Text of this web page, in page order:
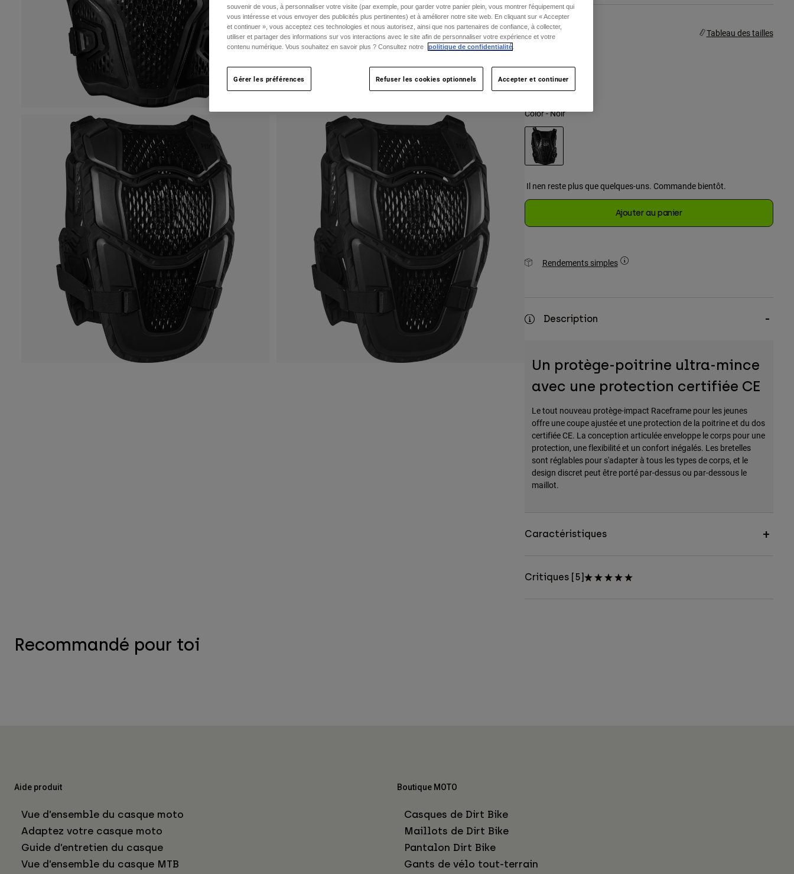
Taille Tableau des tailles
One Size
selected
Color -Noir
Il nen reste plus que quelques-uns. Commande bientôt.
Ajouter au panier
Rendements simples
Description
Un protège-poitrine ultra-mince
avec une protection certifiée CE
Le tout nouveau protège-impact Raceframe pour les jeunes
offre une coupe ajustée et une protection de la poitrine et du dos
certifiée CE. La conception articulée enveloppe le corps pour une
protection, une flexibilité et un confort inégalés. Les bretelles
sont réglables pour s'adapter à tous les types de corps, et le
design discret peut être porté par-dessus ou par-dessous le
maillot.
Caractéristiques
Critiques [5]
Recommandé pour toi
Aide produit
Vue d’ensemble du casque moto
Adaptez votre casque moto
Guide d’entretien du casque
Vue d’ensemble du casque MTB
Boutique MOTO
Casques de Dirt Bike
Maillots de Dirt Bike
Pantalon Dirt Bike
Gants de vélo tout-terrain
souvenir de vous, à personnaliser votre visite (par exemple, pour garder votre panier plein, vous montrer l'équipement qui
vous intéresse et vous envoyer des publicités plus pertinentes) et à améliorer notre site web. En cliquant sur « Accepter
et continuer », vous acceptez ces technologies et nous autorisez, ainsi que nos partenaires de confiance, à collecter,
utiliser et partager des informations sur vos interactions avec le site afin de personnaliser votre expérience et votre
contenu numérique. Vous souhaitez en savoir plus ? Consultez notre
politique de confidentialité.
Gérer les préférences Refuser les cookies optionnels Accepter et continuer